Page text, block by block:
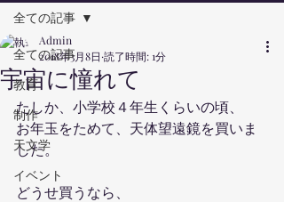
全ての記事
教育
制作
天文学
イベント
全ての記事
宇宙に憧れて
Admin
2018年3月8日 読了時間: 1分
たしか、小学校４年生くらいの頃、
お年玉をためて、天体望遠鏡を買いま
した。
どうせ買うなら、